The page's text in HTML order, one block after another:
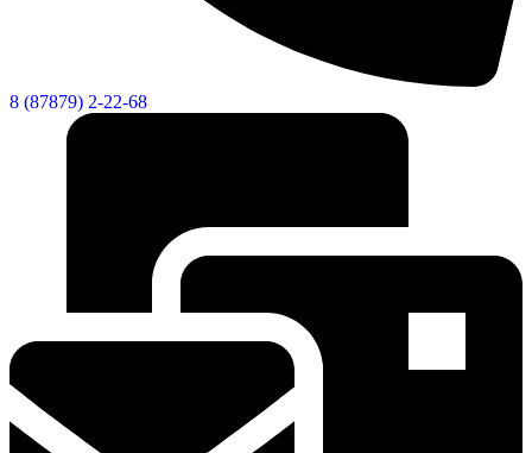
8 (87879) 2-22-68